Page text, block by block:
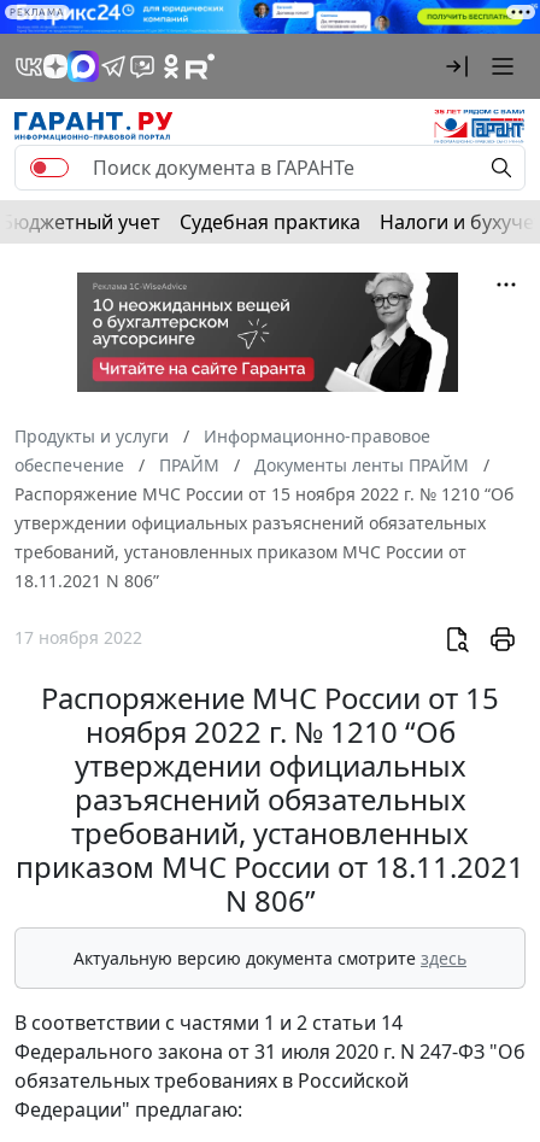
РЕКЛАМА
Бюджетный учет Судебная практика Налоги и
Продукты и услуги
Информационно-правовое
обеспечение
ПРАЙМ
Документы ленты ПРАЙМ
Распоряжение МЧС России от 15 ноября 2022 г. № 1210 “Об
утверждении официальных разъяснений обязательных
требований, установленных приказом МЧС России от
18.11.2021 N 806”
17 ноября 2022
Распоряжение МЧС России от 15
ноября 2022 г. № 1210 “Об
утверждении официальных
разъяснений обязательных
требований, установленных
приказом МЧС России от 18.11.2021
N 806”
Актуальную версию документа смотрите здесь
В соответствии с частями 1 и 2 статьи 14
Федерального закона от 31 июля 2020 г. N 247-ФЗ "Об
обязательных требованиях в Российской
Федерации" предлагаю: